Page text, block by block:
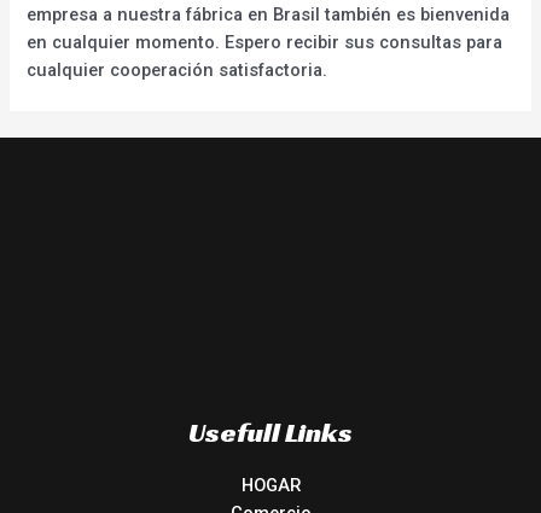
empresa a nuestra fábrica en Brasil también es bienvenida
en cualquier momento. Espero recibir sus consultas para
cualquier cooperación satisfactoria.
Usefull Links
HOGAR